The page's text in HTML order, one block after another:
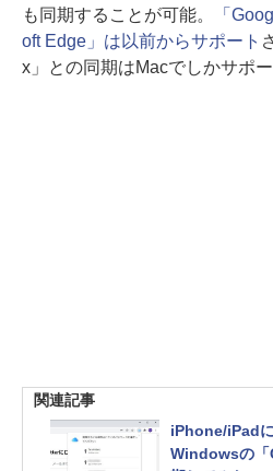
も同期することが可能。
「
oft Edge」は以前からサポート
x」との同期はMacでしかサポ
関連記事
iPhone/iPad
Windowsの